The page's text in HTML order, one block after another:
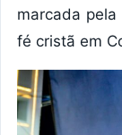
marcada
fé cristã em